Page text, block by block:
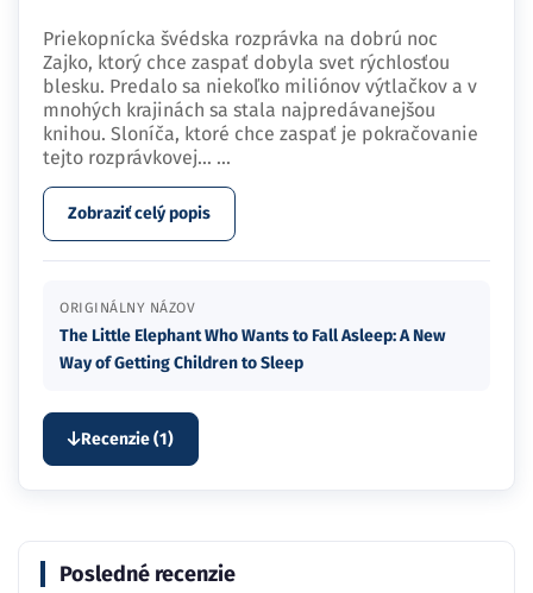
Priekopnícka švédska rozprávka na dobrú noc
Zajko, ktorý chce zaspať dobyla svet rýchlosťou
blesku. Predalo sa niekoľko miliónov výtlačkov a v
mnohých krajinách sa stala najpredávanejšou
knihou. Sloníča, ktoré chce zaspať je pokračovanie
tejto rozprávkovej… ...
Zobraziť celý popis
ORIGINÁLNY NÁZOV
The Little Elephant Who Wants to Fall Asleep: A New
Way of Getting Children to Sleep
Recenzie (1)
Posledné recenzie